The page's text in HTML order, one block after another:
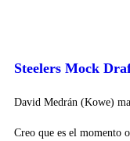
Steelers Mock
David Medrán (Kowe)
Creo que es el momento